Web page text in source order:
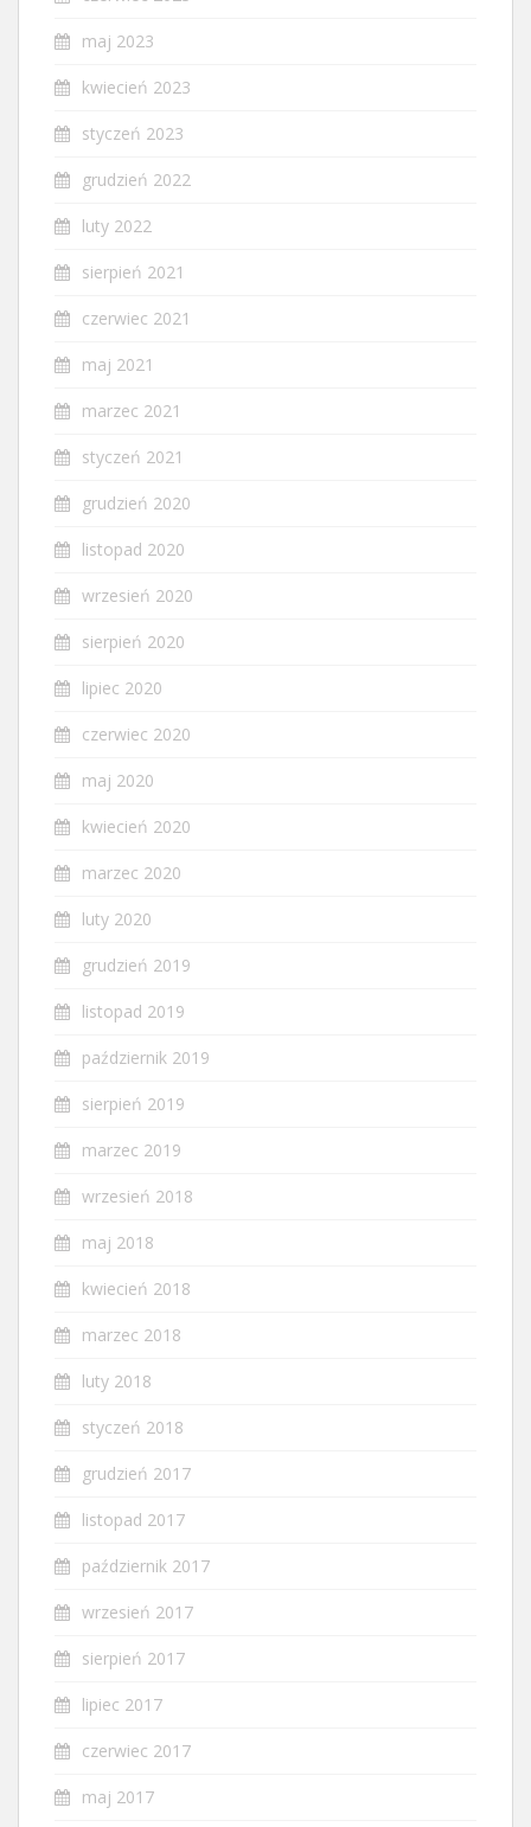
maj 2023
kwiecień 2023
styczeń 2023
grudzień 2022
luty 2022
sierpień 2021
czerwiec 2021
maj 2021
marzec 2021
styczeń 2021
grudzień 2020
listopad 2020
wrzesień 2020
sierpień 2020
lipiec 2020
czerwiec 2020
maj 2020
kwiecień 2020
marzec 2020
luty 2020
grudzień 2019
listopad 2019
październik 2019
sierpień 2019
marzec 2019
wrzesień 2018
maj 2018
kwiecień 2018
marzec 2018
luty 2018
styczeń 2018
grudzień 2017
listopad 2017
październik 2017
wrzesień 2017
sierpień 2017
lipiec 2017
czerwiec 2017
maj 2017